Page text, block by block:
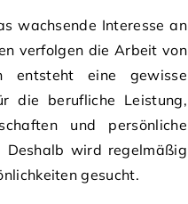
wachsende Interesse an
verfolgen die Arbeit von
entsteht eine gewisse
die berufliche Leistung,
und persönliche
Deshalb wird regelmäßig
gesucht.